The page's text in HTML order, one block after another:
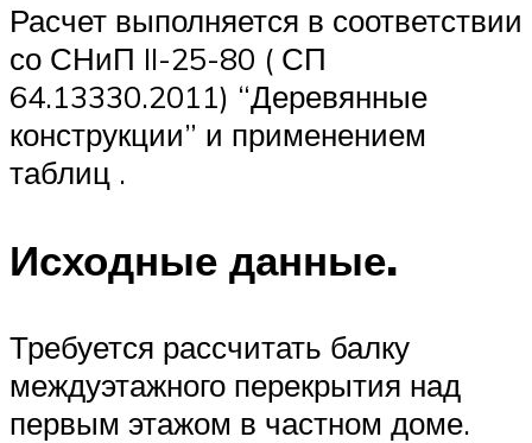
Расчет выполняется в соответствии
со СНиП II-25-80 ( СП
64.13330.2011) “Деревянные
конструкции” и применением
таблиц .
Исходные данные.
Требуется рассчитать балку
междуэтажного перекрытия над
первым этажом в частном доме.